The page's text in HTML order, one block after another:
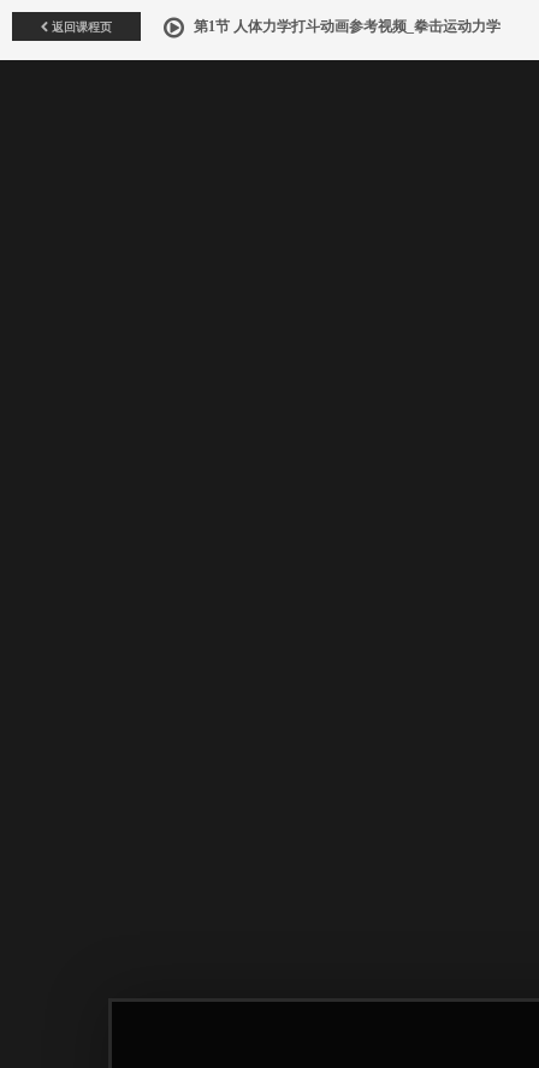
返回课程页 第1节 人体力学打斗动画参考视频_拳击运动力学